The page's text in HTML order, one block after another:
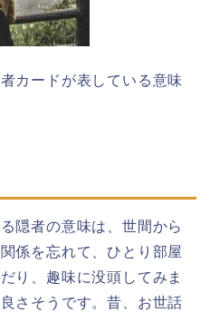
カードが表している意味
隠者の意味は、世間から
係を忘れて、ひとり部屋
り、趣味に没頭してみま
さそうです。昔、お世話